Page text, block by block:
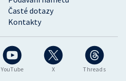
YouTube X Threads
Časté dotazy
Kontakty